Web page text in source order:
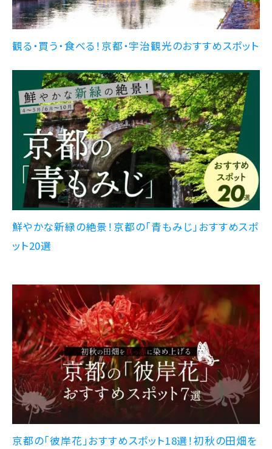
観る・買う・食べる！京都・宇治観光のおすすめスポット
鮮やかな新緑の絶景！京都の「青もみじ」おすすめスポ
ット20選
京都の「彼岸花」おすすめスポット18選！初秋の田畑を